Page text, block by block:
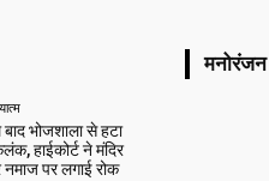
भोजशाला से हटा
हाईकोर्ट ने मंदिर
नमाज पर लगाई रोक
मनोरंजन